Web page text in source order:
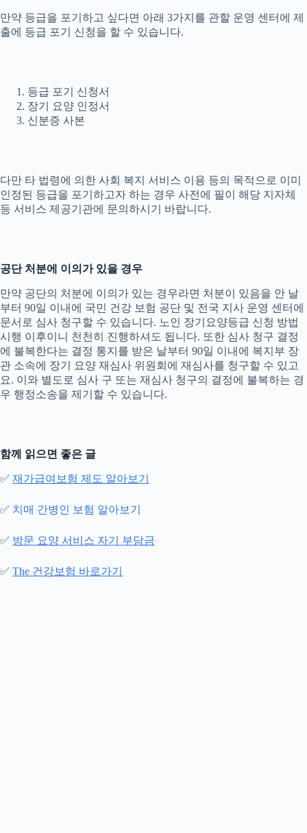
만약 등급을 포기하고 싶다면 아래 3가지를 관할 운영 센터에 제
출에 등급 포기 신청을 할 수 있습니다.
등급 포기 신청서
장기 요양 인정서
신분증 사본
다만 타 법령에 의한 사회 복지 서비스 이용 등의 목적으로 이미
인정된 등급을 포기하고자 하는 경우 사전에 필이 해당 지자체
등 서비스 제공기관에 문의하시기 바랍니다.
공단 처분에 이의가 있을 경우
만약 공단의 처분에 이의가 있는 경우라면 처분이 있음을 안 날
부터 90일 이내에 국민 건강 보험 공단 및 전국 지사 운영 센터에
문서로 심사 청구할 수 있습니다. 노인 장기요양등급 신청 방법
시행 이후이니 천천히 진행하셔도 됩니다. 또한 심사 청구 결정
에 불복한다는 결정 통지를 받은 날부터 90일 이내에 복지부 장
관 소속에 장기 요양 재심사 위원회에 재심사를 청구할 수 있고
요. 이와 별도로 심사 구 또는 재심사 청구의 결정에 불복하는 경
우 행정소송을 제기할 수 있습니다.
함께 읽으면 좋은 글
✅ 재가급여보험 제도 알아보기
✅ 치매 간병인 보험 알아보기
✅ 방문 요양 서비스 자기 부담금
✅ The 건강보험 바로가기